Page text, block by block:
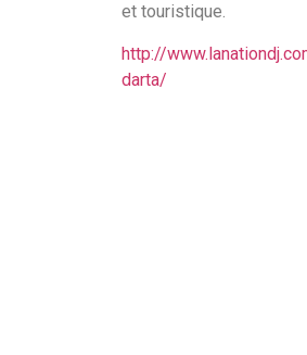
et touristique.
http://
darta/